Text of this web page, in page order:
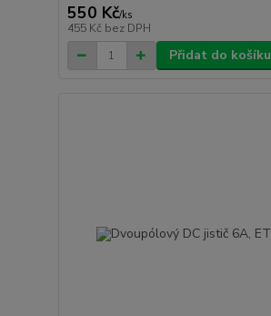
550 Kč/ks
455 Kč bez DPH
Přidat do košíku